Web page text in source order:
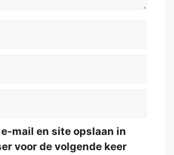
mail en site opslaan in
voor de volgende keer